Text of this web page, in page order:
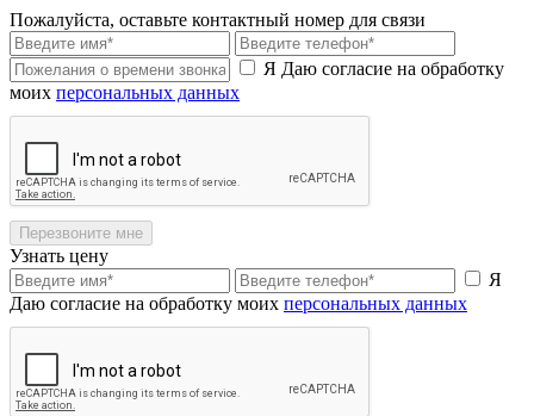
Пожалуйста, оставьте контактный номер для связи
Я Даю согласие на обработку
моих персональных данных
Перезвоните мне
Узнать цену
Я
Даю согласие на обработку моих персональных данных